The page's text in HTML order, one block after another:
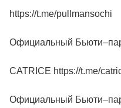
https://t.me/pullmansochi
Официальный
CATRICE https://t.me/
Официальный